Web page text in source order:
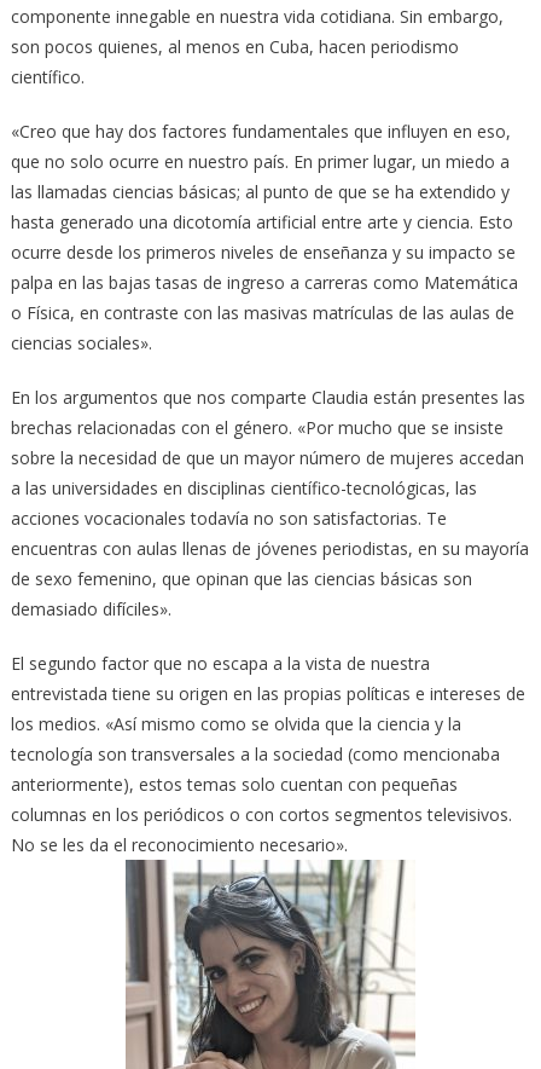
componente innegable en nuestra vida cotidiana. Sin embargo,
son pocos quienes, al menos en Cuba, hacen periodismo
científico.
«Creo que hay dos factores fundamentales que influyen en eso,
que no solo ocurre en nuestro país. En primer lugar, un miedo a
las llamadas ciencias básicas; al punto de que se ha extendido y
hasta generado una dicotomía artificial entre arte y ciencia. Esto
ocurre desde los primeros niveles de enseñanza y su impacto se
palpa en las bajas tasas de ingreso a carreras como Matemática
o Física, en contraste con las masivas matrículas de las aulas de
ciencias sociales».
En los argumentos que nos comparte Claudia están presentes las
brechas relacionadas con el género. «Por mucho que se insiste
sobre la necesidad de que un mayor número de mujeres accedan
a las universidades en disciplinas científico-tecnológicas, las
acciones vocacionales todavía no son satisfactorias. Te
encuentras con aulas llenas de jóvenes periodistas, en su mayoría
de sexo femenino, que opinan que las ciencias básicas son
demasiado difíciles».
El segundo factor que no escapa a la vista de nuestra
entrevistada tiene su origen en las propias políticas e intereses de
los medios. «Así mismo como se olvida que la ciencia y la
tecnología son transversales a la sociedad (como mencionaba
anteriormente), estos temas solo cuentan con pequeñas
columnas en los periódicos o con cortos segmentos televisivos.
No se les da el reconocimiento necesario».